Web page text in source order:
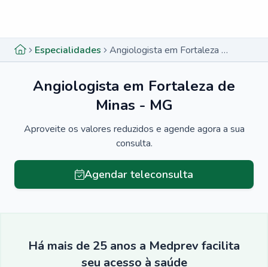
Especialidades Angiologista em Fortaleza de Minas - MG
Angiologista em Fortaleza de
Minas - MG
Aproveite os valores reduzidos e agende agora a sua
consulta.
Agendar teleconsulta
Há mais de 25 anos a Medprev facilita
seu acesso à saúde